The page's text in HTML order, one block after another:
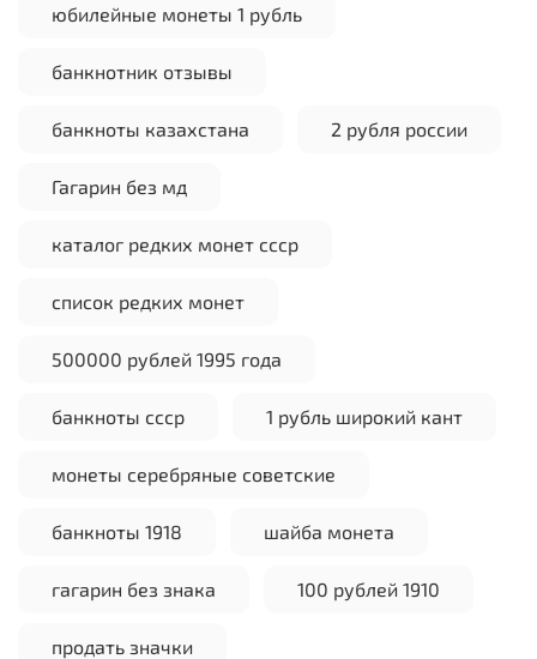
юбилейные монеты 1 рубль
банкнотник отзывы
банкноты казахстана 2 рубля россии
Гагарин без мд
каталог редких монет ссср
список редких монет
500000 рублей 1995 года
банкноты ссср 1 рубль широкий кант
монеты серебряные советские
банкноты 1918 шайба монета
гагарин без знака 100 рублей 1910
продать значки